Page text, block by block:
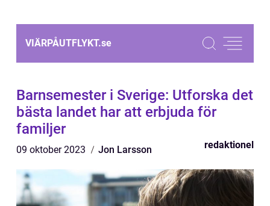
VIÄRPÅUTFLYKT.se
Barnsemester i Sverige: Utforska det
bästa landet har att erbjuda för
familjer
09 oktober 2023 Jon Larsson redaktionel